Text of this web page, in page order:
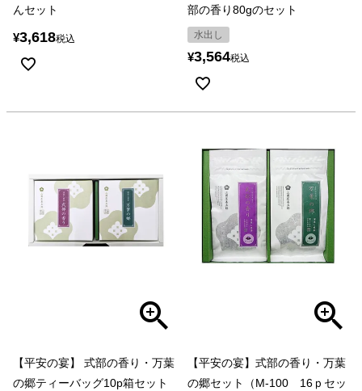
んセット
¥3,618税込
部の香り80gのセット
水出し
¥3,564税込
【平安の宴】 式部の香り・万葉
の郷ティーバッグ10p箱セット
【平安の宴】式部の香り・万葉
の郷セット（M-100 16ｐセッ